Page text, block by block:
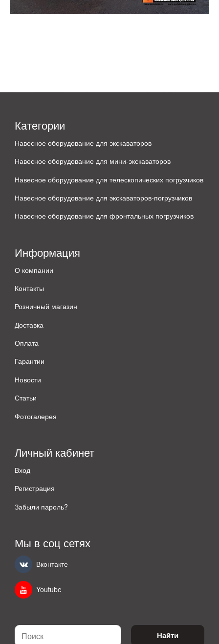
Категории
Навесное оборудование для экскаваторов
Навесное оборудование для мини-экскаваторов
Навесное оборудование для телескопических погрузчиков
Навесное оборудование для экскаваторов-погрузчиков
Навесное оборудование для фронтальных погрузчиков
Информация
О компании
Контакты
Розничный магазин
Доставка
Оплата
Гарантии
Новости
Статьи
Фотогалерея
Личный кабинет
Вход
Регистрация
Забыли пароль?
Мы в соц сетях
Вконтакте
Youtube
Найти